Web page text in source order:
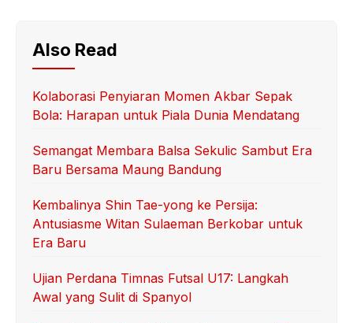
Also Read
Kolaborasi Penyiaran Momen Akbar Sepak
Bola: Harapan untuk Piala Dunia Mendatang
Semangat Membara Balsa Sekulic Sambut Era
Baru Bersama Maung Bandung
Kembalinya Shin Tae-yong ke Persija:
Antusiasme Witan Sulaeman Berkobar untuk
Era Baru
Ujian Perdana Timnas Futsal U17: Langkah
Awal yang Sulit di Spanyol